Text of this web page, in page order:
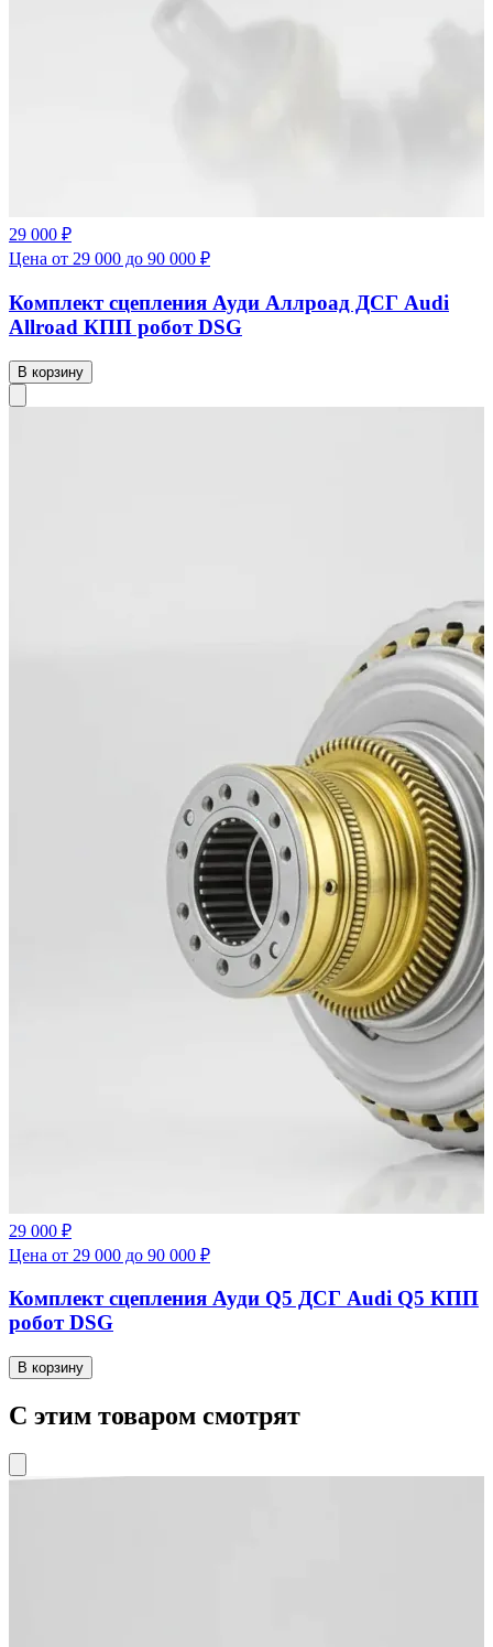
29 000 ₽
Цена от 29 000 до 90 000 ₽
Комплект сцепления Ауди Аллроад ДСГ Audi
Allroad КПП робот DSG
В корзину
29 000 ₽
Цена от 29 000 до 90 000 ₽
Комплект сцепления Ауди Q5 ДСГ Audi Q5 КПП
робот DSG
В корзину
С этим товаром смотрят